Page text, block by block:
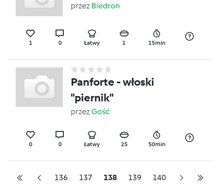
przez Biedron
1 0 Łatwy 1 15min
Panforte - włoski
"piernik"
przezGość
0 0 Łatwy 25 50min
136 137 138 139 140